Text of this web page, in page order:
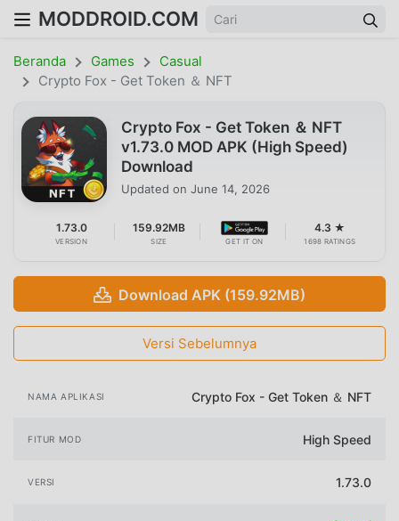
MODDROID.COM
Beranda Games
Casual
Crypto Fox - Get Token ＆ NFT
Crypto Fox - Get Token ＆ NFT
v1.73.0 MOD APK (High Speed)
Download
Updated on June 14, 2026
1.73.0
VERSION
159.92MB
SIZE GET IT ON
4.3 ★
1698 RATINGS
Download APK (159.92MB)
Versi Sebelumnya
NAMA APLIKASI Crypto Fox - Get Token ＆ NFT
FITUR MOD High Speed
VERSI 1.73.0